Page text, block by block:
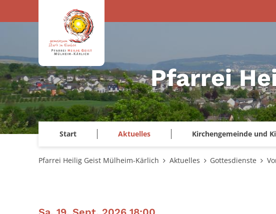
Pfarrei
Start Aktuelles Kirchengemeinde und
Pfarrei Heilig Geist Mülheim-Kärlich Aktuelles Gottesdienste